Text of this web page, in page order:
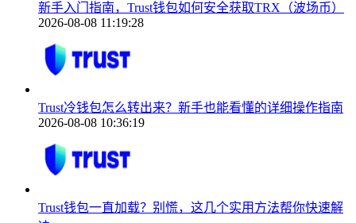
新手入门指南，Trust钱包如何安全获取TRX（波场币）
2026-08-08 11:19:28
Trust冷钱包怎么转出来？新手也能看懂的详细操作指南
2026-08-08 10:36:19
Trust钱包一直加载？别慌，这几个实用方法帮你快速解